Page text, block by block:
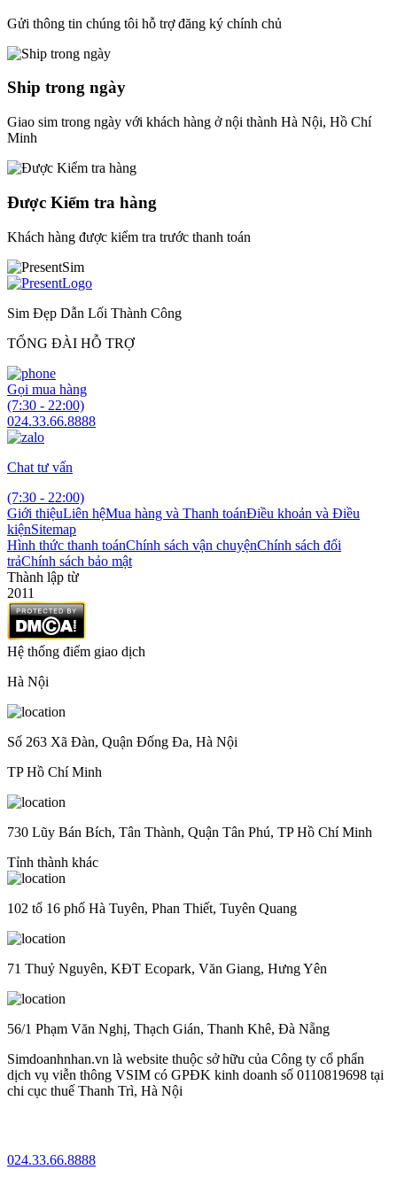
Gửi thông tin chúng tôi hỗ trợ đăng ký chính chủ
Ship trong ngày
Giao sim trong ngày với khách hàng ở nội thành Hà Nội, Hồ Chí
Minh
Được Kiểm tra hàng
Khách hàng được kiểm tra trước thanh toán
Sim Đẹp Dẫn Lối Thành Công
TỔNG ĐÀI HỖ TRỢ
Gọi mua hàng
(7:30 - 22:00)
024.33.66.8888
Chat tư vấn
(7:30 - 22:00)
Giới thiệuLiên hệMua hàng và Thanh toánĐiều khoản và Điều
kiệnSitemap
Hình thức thanh toánChính sách vận chuyệnChính sách đổi
trảChính sách bảo mật
Thành lập từ
2011
Hệ thống điểm giao dịch
Hà Nội
Số 263 Xã Đàn, Quận Đống Đa, Hà Nội
TP Hồ Chí Minh
730 Lũy Bán Bích, Tân Thành, Quận Tân Phú, TP Hồ Chí Minh
Tỉnh thành khác
102 tổ 16 phố Hà Tuyên, Phan Thiết, Tuyên Quang
71 Thuỷ Nguyên, KĐT Ecopark, Văn Giang, Hưng Yên
56/1 Phạm Văn Nghị, Thạch Gián, Thanh Khê, Đà Nẵng
Simdoanhnhan.vn là website thuộc sở hữu của Công ty cổ phẩn
dịch vụ viễn thông VSIM có GPĐK kinh doanh số 0110819698 tại
chi cục thuế Thanh Trì, Hà Nội
024.33.66.8888